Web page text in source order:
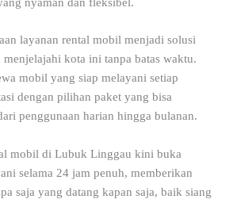
layanan rental mobil menjadi solusi
kota ini tanpa batas waktu.
mobil yang siap melayani setiap
dengan pilihan paket yang bisa
penggunaan harian hingga bulanan.
mobil di Lubuk Linggau kini buka
selama 24 jam penuh, memberikan
saja yang datang kapan saja, baik siang